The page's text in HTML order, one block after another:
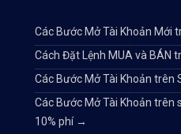
Các Bước Mở Tài Khoản Mới
Cách Đặt Lệnh MUA và BÁN
Các Bước Mở Tài Khoản trên
Các Bước Mở Tài Khoản trên
10% phí →